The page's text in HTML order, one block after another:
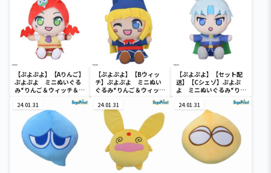
【ぷよぷよ】【Aりんご】
ぷよぷよ ミニぬいぐる
み“りんご＆ウィッチ＆シ
【ぷよぷよ】【Bウィッ
チ】ぷよぷよ ミニぬい
ぐるみ“りんご＆ウィッチ
【ぷよぷよ】【セット配
送】【Cシェゾ】ぷよぷ
よ ミニぬいぐるみ“りん
ゾ”（EX）
24.01.31 24.01.31 24.01.31